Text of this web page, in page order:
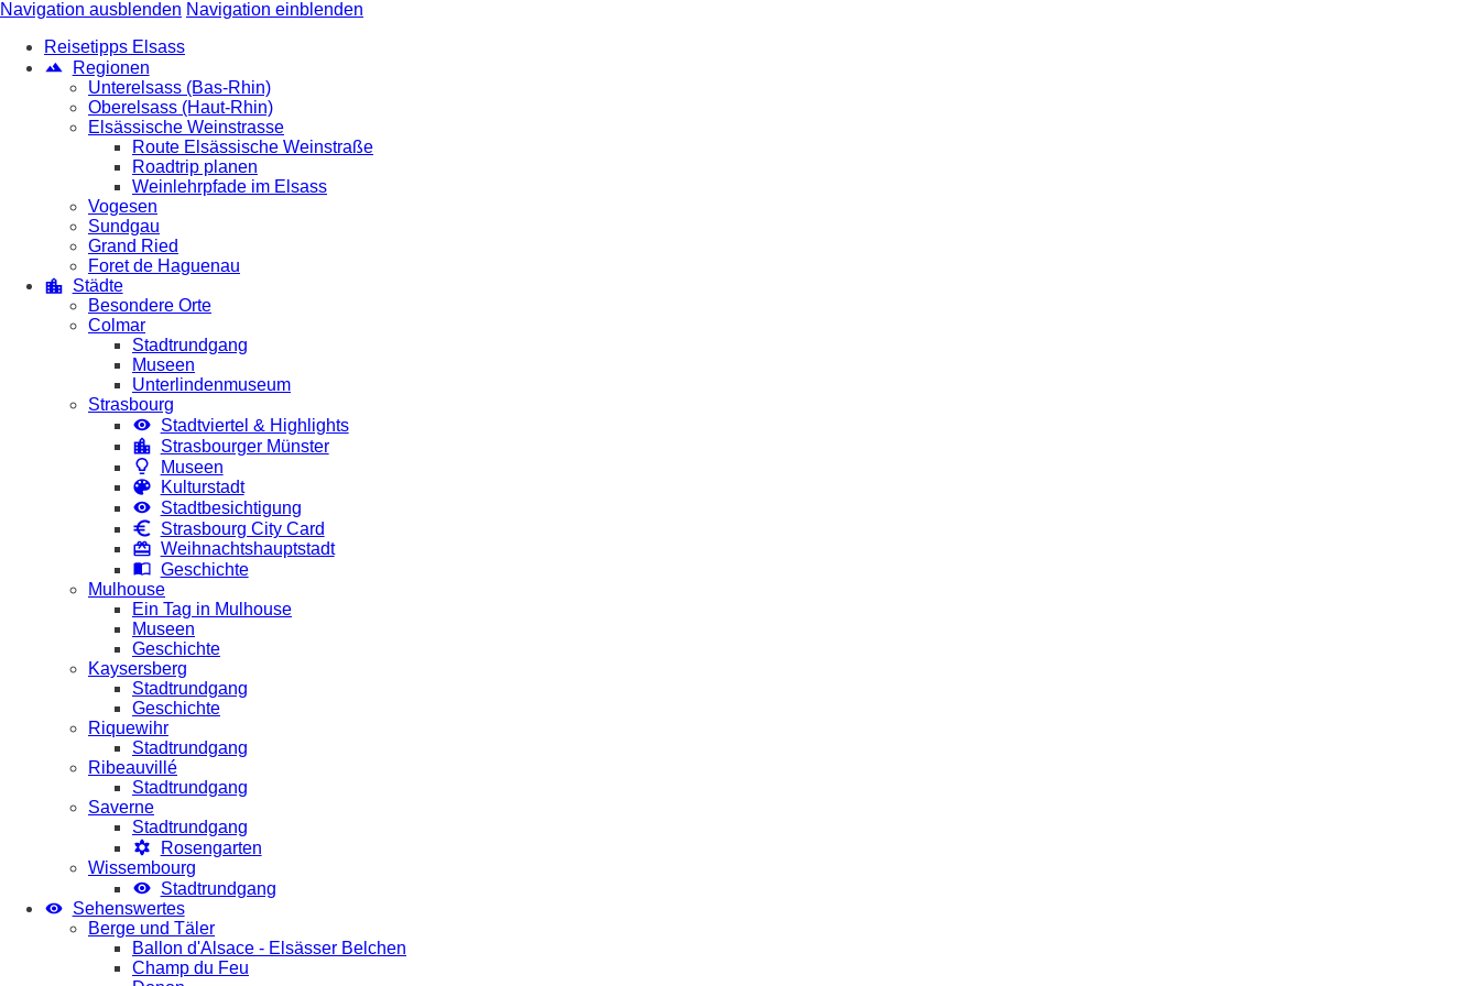
Navigation ausblenden Navigation einblenden
Reisetipps Elsass
Regionen
Unterelsass (Bas-Rhin)
Oberelsass (Haut-Rhin)
Elsässische Weinstrasse
Route Elsässische Weinstraße
Roadtrip planen
Weinlehrpfade im Elsass
Vogesen
Sundgau
Grand Ried
Foret de Haguenau
Städte
Besondere Orte
Colmar
Stadtrundgang
Museen
Unterlindenmuseum
Strasbourg
Stadtviertel & Highlights
Strasbourger Münster
Museen
Kulturstadt
Stadtbesichtigung
Strasbourg City Card
Weihnachtshauptstadt
Geschichte
Mulhouse
Ein Tag in Mulhouse
Museen
Geschichte
Kaysersberg
Stadtrundgang
Geschichte
Riquewihr
Stadtrundgang
Ribeauvillé
Stadtrundgang
Saverne
Stadtrundgang
Rosengarten
Wissembourg
Stadtrundgang
Sehenswertes
Berge und Täler
Ballon d'Alsace - Elsässer Belchen
Champ du Feu